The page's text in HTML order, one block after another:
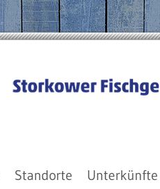
Standorte Unterkünfte